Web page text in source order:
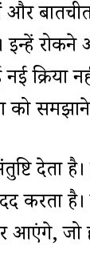
और
रोकने
नई
देता
है।
आएंगे,